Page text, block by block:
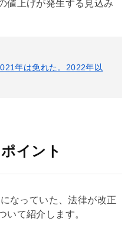
値上げが発生する見込み
年は免れた。2022年以
イント
なっていた、法律が改正
いて紹介します。